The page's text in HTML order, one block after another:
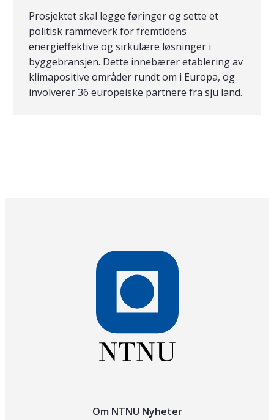
Prosjektet skal legge føringer og sette et
politisk rammeverk for fremtidens
energieffektive og sirkulære løsninger i
byggebransjen. Dette innebærer etablering av
klimapositive områder rundt om i Europa, og
involverer 36 europeiske partnere fra sju land.
Om NTNU Nyheter